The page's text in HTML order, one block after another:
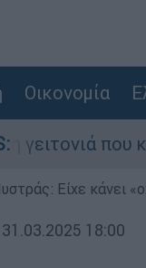
Οικονομία
που
Είχε κάνει
31.03.2025 18:00